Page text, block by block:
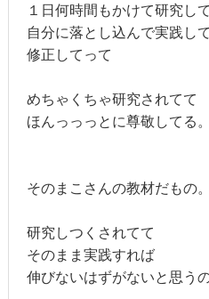
１日何時間もかけて研究して
自分に落とし込んで実践し
修正してって
めちゃくちゃ研究されてて
ほんっっっとに尊敬してる。
そのまこさんの教材だもの。
研究しつくされてて
そのまま実践すれば
伸びないはずがないと思うの